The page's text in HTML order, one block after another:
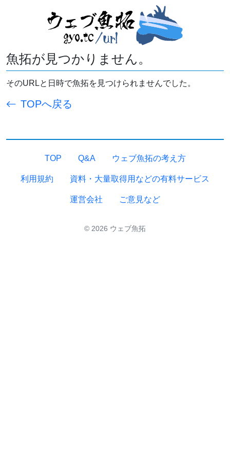
魚拓が見つかりません。
そのURLと日時で魚拓を見つけられませんでした。
TOPへ戻る
TOP Q&A ウェブ魚拓の考え方
利用規約 資料・大量取得用などの有料サービス
運営会社 ご意見など
© 2026 ウェブ魚拓